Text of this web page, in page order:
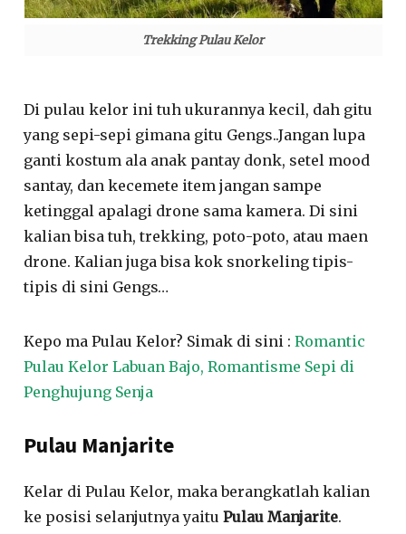
Trekking Pulau Kelor
Di pulau kelor ini tuh ukurannya kecil, dah gitu
yang sepi-sepi gimana gitu Gengs..Jangan lupa
ganti kostum ala anak pantay donk, setel mood
santay, dan kecemete item jangan sampe
ketinggal apalagi drone sama kamera. Di sini
kalian bisa tuh, trekking, poto-poto, atau maen
drone. Kalian juga bisa kok snorkeling tipis-
tipis di sini Gengs…
Kepo ma Pulau Kelor? Simak di sini :Romantic
Pulau Kelor Labuan Bajo, Romantisme Sepi di
Penghujung Senja
Pulau Manjarite
Kelar di Pulau Kelor, maka berangkatlah kalian
ke posisi selanjutnya yaituPulau Manjarite.